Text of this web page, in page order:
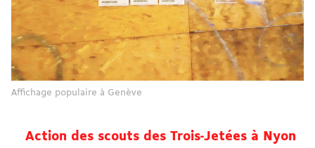
Affichage populaire à Genève
Action des scouts des Trois-Jetées à Nyon